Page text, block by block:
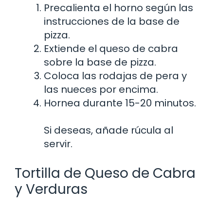
Precalienta el horno según las
instrucciones de la base de
pizza.
Extiende el queso de cabra
sobre la base de pizza.
Coloca las rodajas de pera y
las nueces por encima.
Hornea durante 15-20 minutos.
Si deseas, añade rúcula al
servir.
Tortilla de Queso de Cabra
y Verduras